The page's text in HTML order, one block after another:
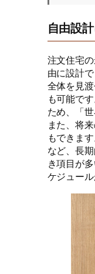
自由設
注文住宅
由に設計
全体を見
も可能で
ため、「
また、将
もできま
など、長
き項目が
ケジュー